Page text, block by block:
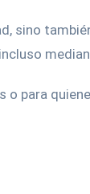
sino
o para